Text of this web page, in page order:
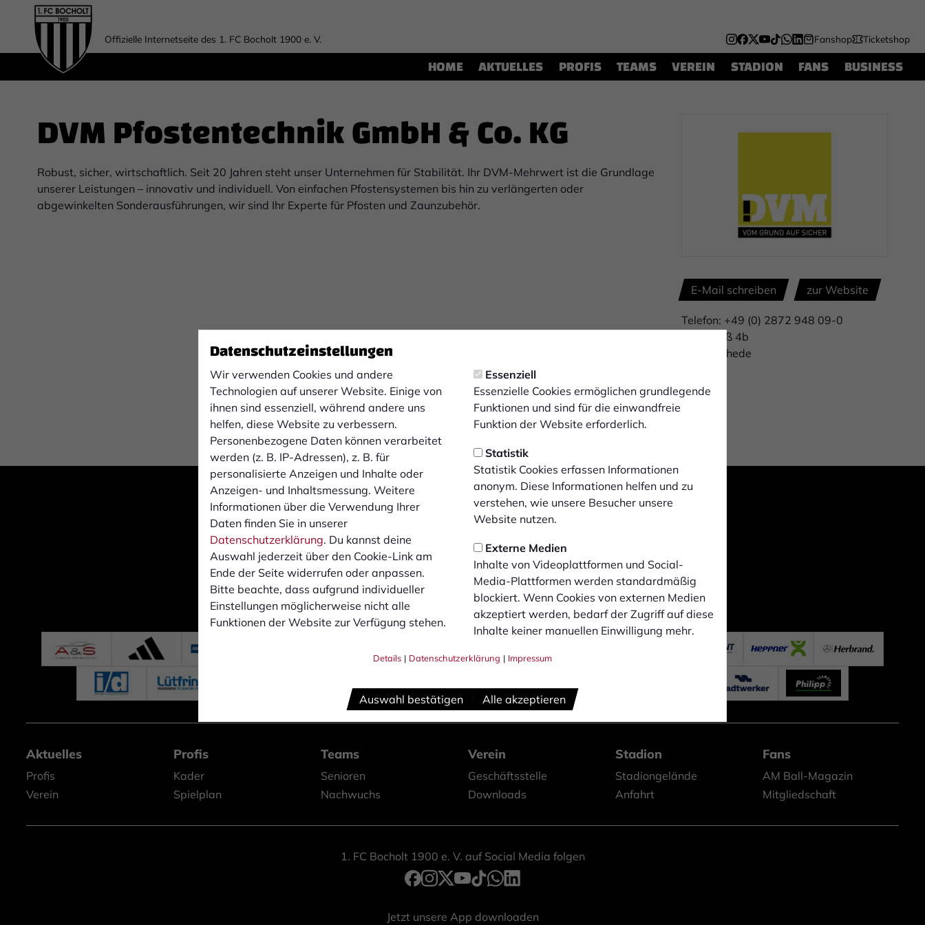
Datenschutzeinstellungen
Wir verwenden Cookies und andere
Technologien auf unserer Website. Einige von
ihnen sind essenziell, während andere uns
helfen, diese Website zu verbessern.
Personenbezogene Daten können verarbeitet
werden (z. B. IP-Adressen), z. B. für
personalisierte Anzeigen und Inhalte oder
Anzeigen- und Inhaltsmessung. Weitere
Informationen über die Verwendung Ihrer
Daten finden Sie in unserer
Datenschutzerklärung. Du kannst deine
Auswahl jederzeit über den Cookie-Link am
Ende der Seite widerrufen oder anpassen.
Bitte beachte, dass aufgrund individueller
Einstellungen möglicherweise nicht alle
Funktionen der Website zur Verfügung stehen.
Essenziell
Essenzielle Cookies ermöglichen grundlegende
Funktionen und sind für die einwandfreie
Funktion der Website erforderlich.
Statistik
Statistik Cookies erfassen Informationen
anonym. Diese Informationen helfen und zu
verstehen, wie unsere Besucher unsere
Website nutzen.
Externe Medien
Inhalte von Videoplattformen und Social-
Media-Plattformen werden standardmäßig
blockiert. Wenn Cookies von externen Medien
akzeptiert werden, bedarf der Zugriff auf diese
Inhalte keiner manuellen Einwilligung mehr.
Details | Datenschutzerklärung | Impressum
Auswahl bestätigen Alle akzeptieren
Offizielle Internetseite des 1. FC Bocholt 1900 e. V. Fanshop Ticketshop
HOME AKTUELLES PROFIS TEAMS VEREIN STADION FANS BUSINESS
DVM Pfostentechnik GmbH & Co. KG
Robust, sicher, wirtschaftlich. Seit 20 Jahren steht unser Unternehmen für Stabilität. Ihr DVM-Mehrwert ist die Grundlage
unserer Leistungen – innovativ und individuell. Von einfachen Pfostensystemen bis hin zu verlängerten oder
abgewinkelten Sonderausführungen, wir sind Ihr Experte für Pfosten und Zaunzubehör.
E-Mail schreiben zur Website
Telefon: +49 (0) 2872 948 09-0
Butenpaß 4b
46414 Rhede
Aktuelles
Profis
Verein
Profis
Kader
Spielplan
Teams
Senioren
Nachwuchs
Verein
Geschäftsstelle
Downloads
Stadion
Stadiongelände
Anfahrt
Fans
AM Ball-Magazin
Mitgliedschaft
1. FC Bocholt 1900 e. V. auf Social Media folgen
Jetzt unsere App downloaden